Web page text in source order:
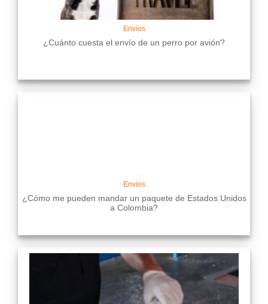
Envíos
¿Cuánto cuesta el envío de un perro por avión?
Envíos
¿Cómo me pueden mandar un paquete de Estados Unidos
a Colombia?